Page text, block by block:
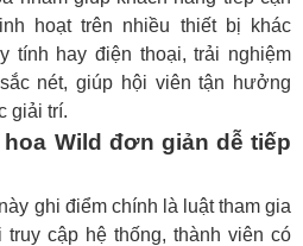
hoạt trên nhiều thiết bị khác
tính hay điện thoại, trải nghiệm
nét, giúp hội viên tận hưởng
giải trí.
Wild đơn giản dễ tiếp
ghi điểm chính là luật tham gia
cập hệ thống, thành viên có